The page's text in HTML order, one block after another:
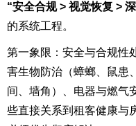
“安全合规 > 视觉恢复 >
的系统工程。
第一象限：安全与合规性
害生物防治（蟑螂、鼠患
间、墙角）、电器与燃气
些直接关系到租客健康与